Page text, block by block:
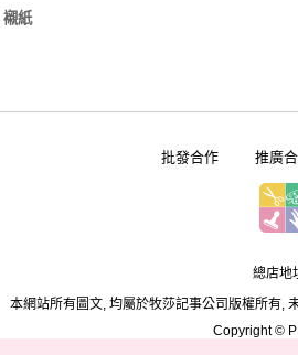
襯紙
批發合作 推廣
總店地
本網站所有圖文, 均屬於牧莎記事公司版權所有,
Copyright ©